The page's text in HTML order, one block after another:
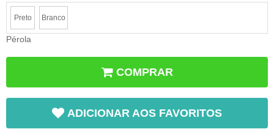
Preto Branco
Pérola
COMPRAR
ADICIONAR AOS FAVORITOS